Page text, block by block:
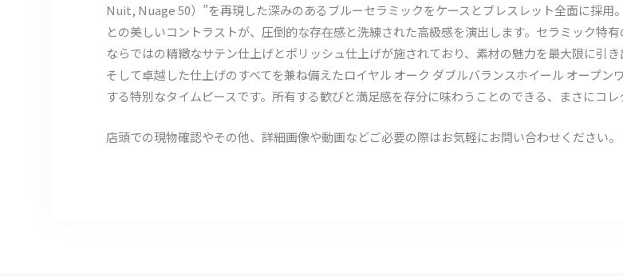
Nuit, Nuage 50）”を再現した深みのあるブルーセラミックをケースとブレスレット全面に採用
との美しいコントラストが、圧倒的な存在感と洗練された高級感を演出します。セラミック特
ならではの精緻なサテン仕上げとポリッシュ仕上げが施されており、素材の魅力を最大限に引
そして卓越した仕上げのすべてを兼ね備えたロイヤル オーク ダブルバランスホイール オープ
する特別なタイムピースです。所有する歓びと満足感を存分に味わうことのできる、まさにコレ
店頭での現物確認やその他、詳細画像や動画などご必要の際はお気軽にお問い合わせください。